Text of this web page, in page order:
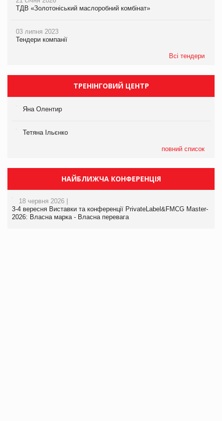
ТДВ «Золотоніський маслоробний комбінат»
03 липня 2023
Тендери компанії
Всі тендери
ТРЕНІНГОВИЙ ЦЕНТР
Яна Олентир
Тетяна Ільєнко
повний список
НАЙБЛИЖЧА КОНФЕРЕНЦІЯ
18 червня 2026 |
3-4 вересня Виставки та конференції PrivateLabel&FMCG Master-
2026: Власна марка - Власна перевага